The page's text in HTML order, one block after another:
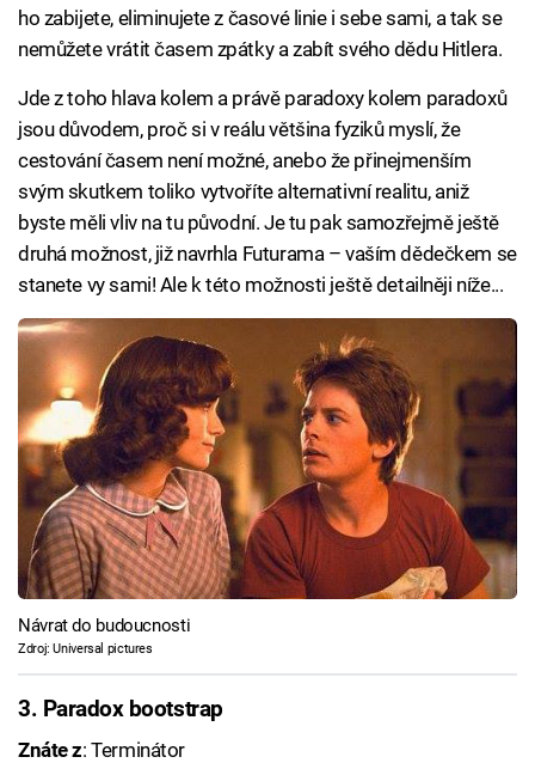
ho zabijete, eliminujete z časové linie i sebe sami, a tak se
nemůžete vrátit časem zpátky a zabít svého dědu Hitlera.
Jde z toho hlava kolem a právě paradoxy kolem paradoxů
jsou důvodem, proč si v reálu většina fyziků myslí, že
cestování časem není možné, anebo že přinejmenším
svým skutkem toliko vytvoříte alternativní realitu, aniž
byste měli vliv na tu původní. Je tu pak samozřejmě ještě
druhá možnost, již navrhla Futurama – vaším dědečkem se
stanete vy sami! Ale k této možnosti ještě detailněji níže...
Návrat do budoucnosti
Zdroj: Universal pictures
3. Paradox bootstrap
Znáte z: Terminátor